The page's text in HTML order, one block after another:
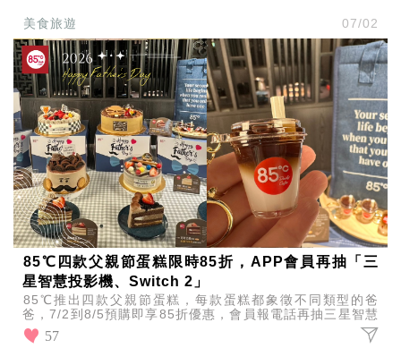
美食旅遊 07/02
85℃四款父親節蛋糕限時85折，APP會員再抽「三
星智慧投影機、Switch 2」
85℃推出四款父親節蛋糕，每款蛋糕都象徵不同類型的爸
爸，7/2到8/5預購即享85折優惠，會員報電話再抽三星智慧
投影機、任天堂Switch 2。
57